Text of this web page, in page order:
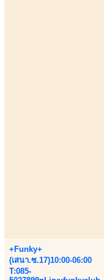
+Funky+
(เสนา.ซ.17)10:00-06:00
T:085-